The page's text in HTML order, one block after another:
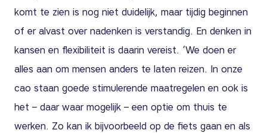
komt te zien is nog niet duidelijk, maar tijdig beginnen
of er alvast over nadenken is verstandig. En denken in
kansen en flexibiliteit is daarin vereist. ‘We doen er
alles aan om mensen anders te laten reizen. In onze
cao staan goede stimulerende maatregelen en ook is
het – daar waar mogelijk – een optie om thuis te
werken. Zo kan ik bijvoorbeeld op de fiets gaan en als